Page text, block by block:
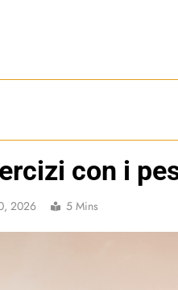
con i
2026 5 Mins